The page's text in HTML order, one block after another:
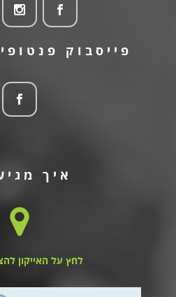
פייסבוק
איך
לחץ על האייקון